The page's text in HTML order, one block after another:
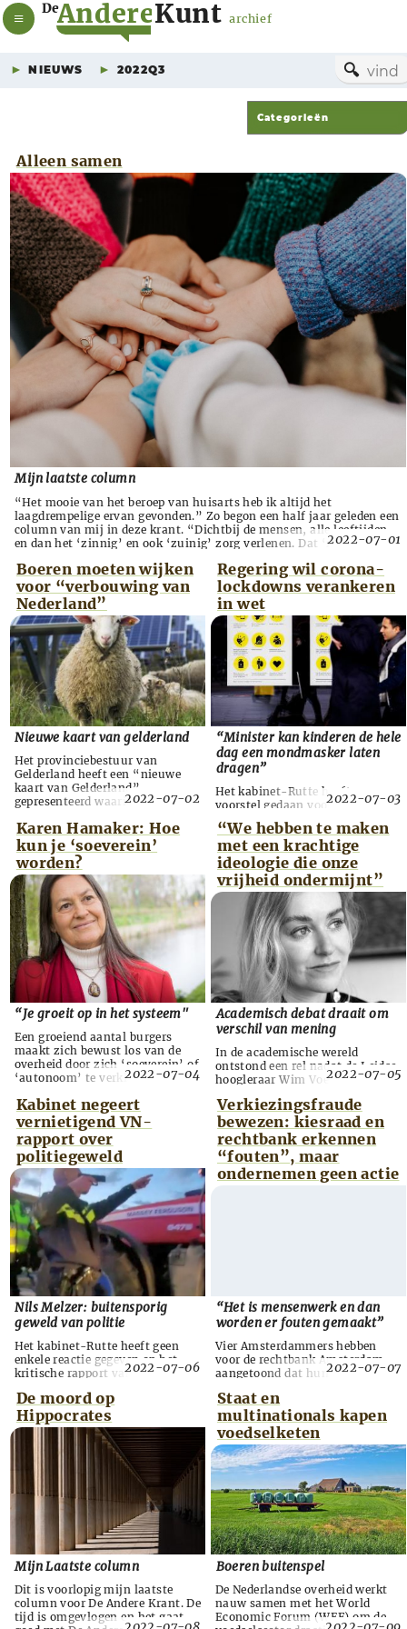
DeAndereKunt archief
NIEUWS 2022Q3 🔍
Alleen samen
Mijn laatste column
“Het mooie van het beroep van huisarts heb ik altijd het
laagdrempelige ervan gevonden.” Zo begon een half jaar geleden een
column van mij in deze krant. “Dichtbij de mensen, alle leeftijden
en dan het ‘zinnig’ en ook ‘zuinig’ zorg verlenen. Dat ‘zinnig’ en
lijn’ (grofweg de zorg die buiten de ...
2022-07-01
Boeren moeten wijken
voor “verbouwing van
Nederland”
Nieuwe kaart van gelderland
Het provinciebestuur van
Gelderland heeft een “nieuwe
kaart van Gelderland”
gepresenteerd waarin de
verbouwd. Er komen veel nieuwe
woningen, enorme zonnefarms
en vooral veel ‘nieuwe natuur’.
Boerenbedrijven moeten wijken.
De provincie start een
‘inspraaktraject’, maar de
plannen komen voort uit de
Green Deal van de EU en de
Nationa...
2022-07-02
Regering wil corona-
lockdowns verankeren
in wet
“Minister kan kinderen de hele
dag een mondmasker laten
dragen”
Het kabinet-Rutte heeft een
voorstel gedaan voor een
wijziging van de Wet Publieke
Gezondheid (WPG) waarmee de
tijdelijke coronamaatregelen,
zoals lockdowns, afstand
houden en verplichte
mondkapjes, permanent in de
wet worden geregeld. Zodra de
regering vaststelt dat er sprake is
van een infectieziekte die
‘maatschappelijke
ontwrichtende gevolgen’ kan
hebben...
2022-07-03
Karen Hamaker: Hoe
kun je ‘soeverein’
worden?
“Je groeit op in het systeem"
Een groeiend aantal burgers
maakt zich bewust los van de
overheid door zich ‘soeverein’ of
‘autonoom’ te verklaren. Het
een staat die in toenemende
mate geen respect voor
burgerrechten toont, klinkt op
het eerste gezicht aantrekkelijk.
Maar wat dat dan precies
inhoudt klinkt meestal
onnavolgbaar en regelrecht
bizar. Docent, au...
2022-07-04
“We hebben te maken
met een krachtige
ideologie die onze
vrijheid ondermijnt”
Academisch debat draait om
verschil van mening
In de academische wereld
ontstond een rel nadat de Leidse
hoogleraar Wim Voermans de
Raisa Blommestijn. Voermans
noemde Blommestijn op Twitter
een “schandvlek” voor zijn
universiteit en een “mislukking”
en zei dat het terecht is dat ze is
ontslagen van de universiteit,
2022-07-05
Kabinet negeert
vernietigend VN-
rapport over
politiegeweld
Nils Melzer: buitensporig
geweld van politie
Het kabinet-Rutte heeft geen
enkele reactie gegeven op het
kritische rapport van Nils Melzer
politieoptreden tijdens
coronademonstraties, ondanks
aandringen van de VN-
mensenrechtenrapporteur. Ook
de reguliere media hebben de
bevindingen van Melzer
compleet genegeerd. “Vandaag is
mijn afsluitende brief aan het
Nederlandse ministerie van...
2022-07-06
Verkiezingsfraude
bewezen: kiesraad en
rechtbank erkennen
“fouten”, maar
ondernemen geen actie
“Het is mensenwerk en dan
worden er fouten gemaakt”
Vier Amsterdammers hebben
voor de rechtbank Amsterdam
aangetoond dat hun stem op
Kamerverkiezingen van maart
2021 niet is meegeteld in de
verkiezingsuitslag. Zowel de
Kiesraad als de Rechtbank
Amsterdam erkennen dat het mis
is gegaan bij het tellen van de
stemmen en de rechter nam zelfs
het woord “ondemocratisch” in
de mond. To...
2022-07-07
De moord op
Hippocrates
Mijn Laatste column
Dit is voorlopig mijn laatste
column voor De Andere Krant. De
tijd is omgevlogen en het gaat
Staat en
multinationals kapen
voedselketen
Boeren buitenspel
De Nederlandse overheid werkt
nauw samen met het World
Economic Forum (WEF) om de